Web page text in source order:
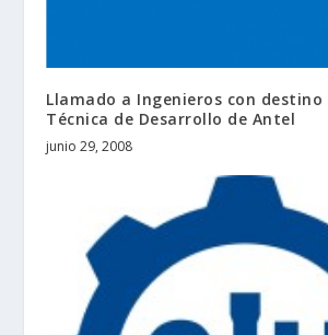
Llamado a Ingenieros con destino
Técnica de Desarrollo de Antel
junio 29, 2008